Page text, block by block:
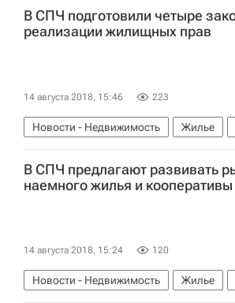
В СПЧ подготовили четыре
реализации жилищных прав
14 августа 2018, 15:46 223
Новости - Недвижимость Жилье
Россия
В СПЧ предлагают развивать
наемного жилья и кооперативы
14 августа 2018, 15:24 120
Новости - Недвижимость Жилье